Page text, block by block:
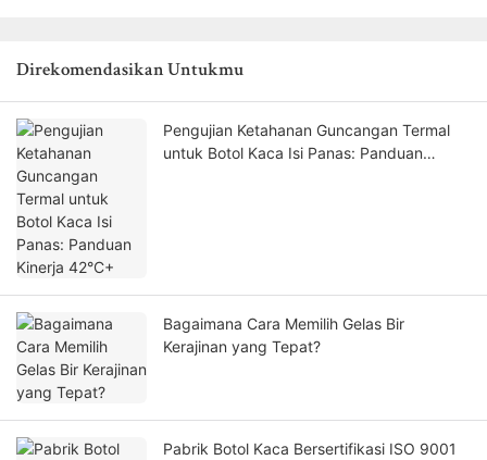
Direkomendasikan Untukmu
Pengujian Ketahanan Guncangan Termal
untuk Botol Kaca Isi Panas: Panduan
Bagaimana Cara Memilih Gelas Bir
Kerajinan yang Tepat?
Pabrik Botol Kaca Bersertifikasi ISO 9001